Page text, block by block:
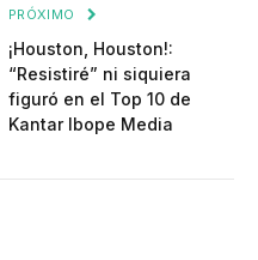
PRÓXIMO
¡Houston, Houston!:
“Resistiré” ni siquiera
figuró en el Top 10 de
Kantar Ibope Media